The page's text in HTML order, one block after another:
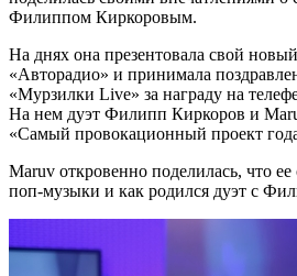
Филиппом Киркоровым.
На днях она презентовала свой
«Авторадио» и принимала
«Мурзилки Live» за награду на
На нем дуэт Филипп Киркоров и
«Самый провокационный проект
Maruv откровенно поделилась, что ее
поп-музыки и как родился дуэт с